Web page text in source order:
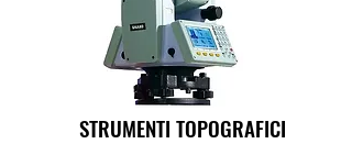
STRUMENTI TOPOGRAFICI